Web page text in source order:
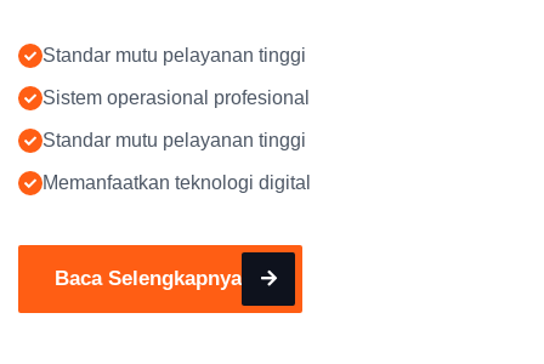
Standar mutu pelayanan tinggi
Sistem operasional profesional
Standar mutu pelayanan tinggi
Memanfaatkan teknologi digital
Baca Selengkapnya